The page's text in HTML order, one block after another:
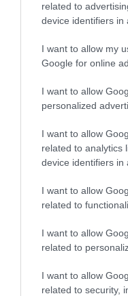
related to
device identifiers in
I want to allow my
Google for online
I want to allow
personalized
I want to allow
related to analytics
device identifiers in
I want to allow
related to
I want to allow
related to
I want to allow
related to security,
Eva